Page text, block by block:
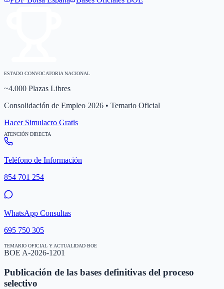
ESTADO CONVOCATORIA NACIONAL
~4.000 Plazas Libres
Consolidación de Empleo 2026 • Temario Oficial
Hacer Simulacro Gratis
ATENCIÓN DIRECTA
Teléfono de Información
854 701 254
WhatsApp Consultas
695 750 305
TEMARIO OFICIAL Y ACTUALIDAD BOE
BOE A-2026-1201
Publicación de las bases definitivas del proceso
selectivo